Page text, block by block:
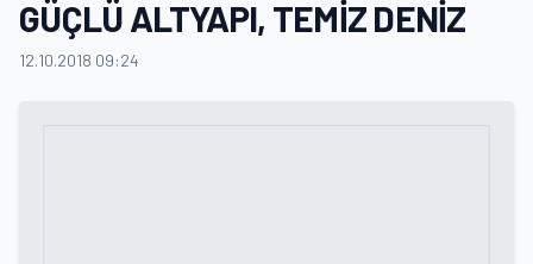
GÜÇLÜ ALTYAPI, TEMİZ DENİZ
12.10.2018 09:24